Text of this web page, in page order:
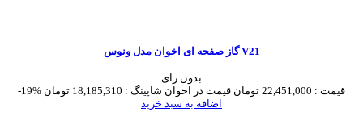
گاز صفحه ای اخوان مدل ونوس V21
بدون رای
-19%
قیمت : 22,451,000 تومان قیمت در اخوان شاپینگ : 18,185,310 تومان
اضافه به سبد خرید